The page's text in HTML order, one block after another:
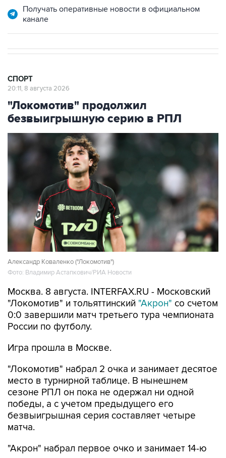
Получать оперативные новости в официальном
канале
СПОРТ
20:11, 8 августа 2026
"Локомотив" продолжил
безвыигрышную серию в РПЛ
Александр Коваленко ("Локомотив")
Фото: Владимир Астапкович/РИА Новости
Москва. 8 августа. INTERFAX.RU - Московский
"Локомотив" и тольяттинский "Акрон" со счетом
0:0 завершили матч третьего тура чемпионата
России по футболу.
Игра прошла в Москве.
"Локомотив" набрал 2 очка и занимает десятое
место в турнирной таблице. В нынешнем
сезоне РПЛ он пока не одержал ни одной
победы, а с учетом предыдущего его
безвыигрышная серия составляет четыре
матча.
"Акрон" набрал первое очко и занимает 14-ю